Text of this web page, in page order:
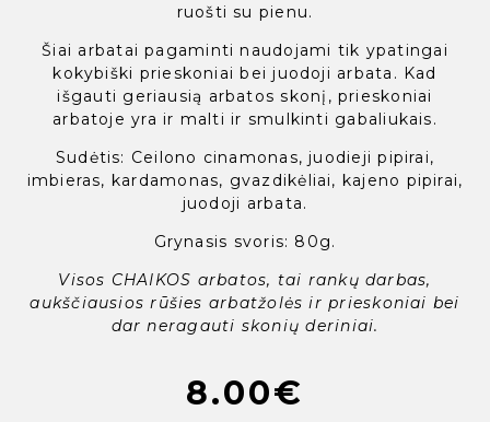
ruošti su pienu.
Šiai arbatai pagaminti naudojami tik ypatingai
kokybiški prieskoniai bei juodoji arbata. Kad
išgauti geriausią arbatos skonį, prieskoniai
arbatoje yra ir malti ir smulkinti gabaliukais.
Sudėtis: Ceilono cinamonas, juodieji pipirai,
imbieras, kardamonas, gvazdikėliai, kajeno pipirai,
juodoji arbata.
Grynasis svoris: 80g.
Visos CHAIKOS arbatos, tai rankų darbas,
aukščiausios rūšies arbatžolės ir prieskoniai bei
dar neragauti skonių deriniai.
8.00€